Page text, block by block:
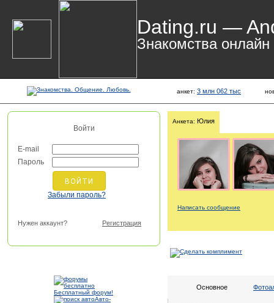
Dating.ru —
Знакомства онлайн
анкет: 3 млн 062 тыс
Войти
E-mail
Пароль
Забыли пароль?
Нужен аккаунт? Регистрация
Бесплатный форум!
Авто-
Анкета: Юлия
Написать сообщение
Основное